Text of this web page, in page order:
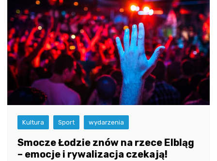
Kultura Sport wydarzenia
Smocze Łodzie znów na rzece Elbląg
– emocje i rywalizacja czekają!